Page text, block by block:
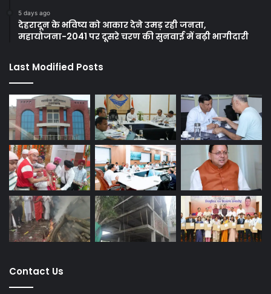
5 days ago
देहरादून के भविष्य को आकार देने उमड़ रही जनता,
महायोजना-2041 पर दूसरे चरण की सुनवाई में बढ़ी भागीदारी
Last Modified Posts
Contact Us